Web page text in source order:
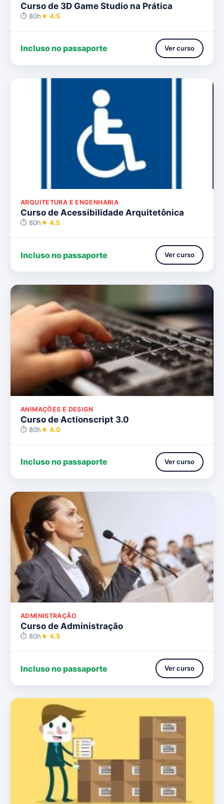
Curso de 3D Game Studio na Prática
⏱ 80h★ 4.5
Incluso no passaporte Ver curso
ARQUITETURA E ENGENHARIA
Curso de Acessibilidade Arquitetônica
⏱ 80h★ 4.5
Incluso no passaporte Ver curso
ANIMAÇÕES E DESIGN
Curso de Actionscript 3.0
⏱ 80h★ 4.0
Incluso no passaporte Ver curso
ADMINISTRAÇÃO
Curso de Administração
⏱ 80h★ 4.5
Incluso no passaporte Ver curso